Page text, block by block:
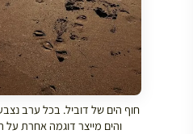
חוף הים של דוביל. בכל ערב
והים מייצר דוגמה אחרת על